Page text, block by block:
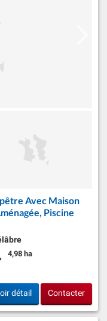
Avec Maison
Piscine
Superficie du terrain:
4,98 ha
détail Contacter